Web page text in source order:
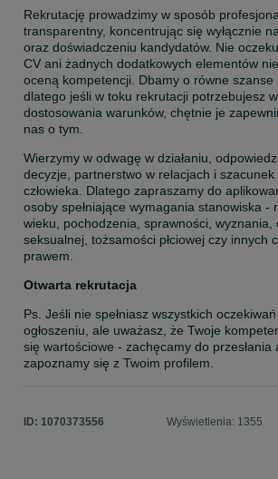
Rekrutację prowadzimy w sposób
transparentny, koncentrując się wyłącznie
oraz doświadczeniu kandydatów. Nie
CV ani żadnych dodatkowych elementów
oceną kompetencji. Dbamy o równe szanse
dlatego jeśli w toku rekrutacji potrzebujesz
dostosowania warunków, chętnie je
nas o tym.
Wierzymy w odwagę w działaniu,
decyzje, partnerstwo w relacjach i
człowieka. Dlatego zapraszamy do
osoby spełniające wymagania stanowiska -
wieku, pochodzenia, sprawności, wyznania,
seksualnej, tożsamości płciowej czy innych
prawem.
Otwarta rekrutacja
Ps. Jeśli nie spełniasz wszystkich
ogłoszeniu, ale uważasz, że Twoje
się wartościowe - zachęcamy do przesłania
zapoznamy się z Twoim profilem.
ID: 1070373556 Wyświetlenia: 1355